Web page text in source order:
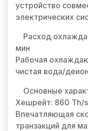
устройство
электрических
Расход
мин
Рабочая
чистая вода/
Основные
Хешрейт: 860 Th/s
Впечатляющая
транзакций для